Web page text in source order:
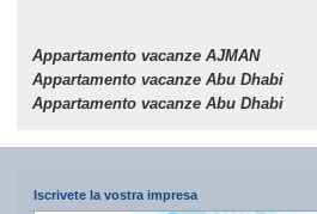
Appartamento vacanze AJMAN
Appartamento vacanze Abu Dhabi
Appartamento vacanze Abu Dhabi
Iscrivete la vostra impresa